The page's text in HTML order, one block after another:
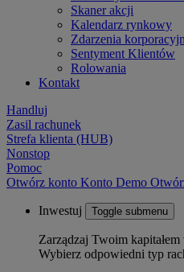
Skaner akcji
Kalendarz rynkowy
Zdarzenia
Sentyment Klientów
Rolowania
Kontakt
Handluj
Zasil rachunek
Strefa klienta (HUB)
Nonstop
Pomoc
Otwórz konto Konto Demo
Inwestuj Toggle submenu
Zarządzaj Twoim
Wybierz odpowiedni typ